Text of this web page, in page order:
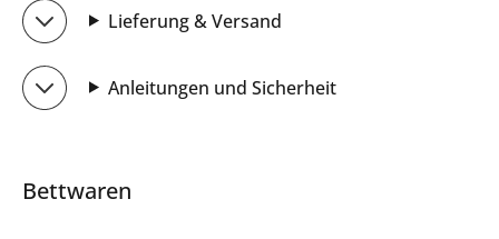
Lieferung & Versand
Anleitungen und Sicherheit
Bettwaren